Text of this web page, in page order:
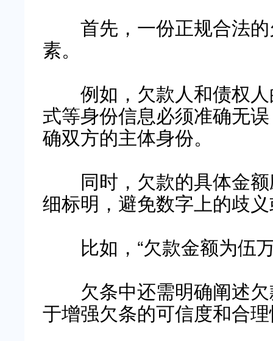
首先，一份正规合法的
素。
例如，欠款人和债权人
式等身份信息必须准确无
确双方的主体身份。
同时，欠款的具体金额
细标明，避免数字上的歧
比如，“欠款金额为伍万
欠条中还需明确阐述欠
于增强欠条的可信度和合